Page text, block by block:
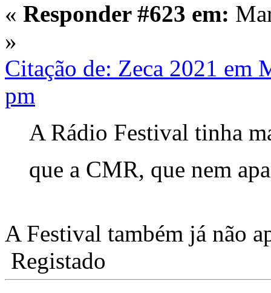
« Responder #623 em:
»
Citação de: Zeca 2021 em
pm
A Rádio Festival tinha
que a CMR, que nem
A Festival também já não
Registado